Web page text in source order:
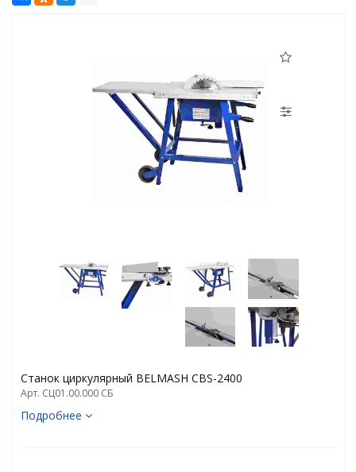
Станок циркулярный BELMASH CBS-2400
Арт. СЦ01.00.000 СБ
Подробнее